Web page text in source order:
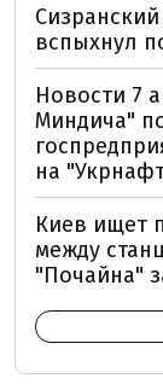
вспыхнул
Новости 7
Миндича"
на
Киев ищет
между
"Почайна"